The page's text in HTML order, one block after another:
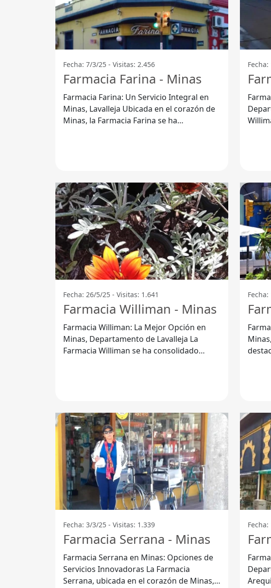
Fecha: 7/3/25 - Visitas: 2.456
Farmacia Farina - Minas
Farmacia Farina: Un Servicio Integral en
Minas, Lavalleja Ubicada en el corazón de
Minas, la Farmacia Farina se ha
Fecha: 26/5/25 - Visitas: 1.641
Farmacia Williman - Minas
Farmacia Williman: La Mejor Opción en
Minas, Departamento de Lavalleja La
Farmacia Williman se ha consolidado
Minas,
Fecha: 3/3/25 - Visitas: 1.339
Farmacia Serrana - Minas
Farmacia Serrana en Minas: Opciones de
Servicios Innovadoras La Farmacia
Serrana, ubicada en el corazón de Minas,